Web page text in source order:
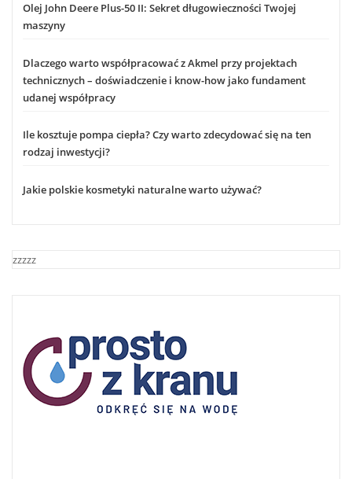
Olej John Deere Plus-50 II: Sekret długowieczności Twojej
maszyny
Dlaczego warto współpracować z Akmel przy projektach
technicznych – doświadczenie i know-how jako fundament
udanej współpracy
Ile kosztuje pompa ciepła? Czy warto zdecydować się na ten
rodzaj inwestycji?
Jakie polskie kosmetyki naturalne warto używać?
zzzzz